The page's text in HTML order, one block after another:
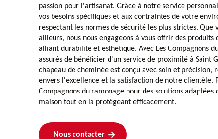
passion pour l'artisanat. Grâce à notre service
vos besoins spécifiques et aux contraintes de votre
respectant les normes de sécurité les plus strictes. Que
ailleurs, nous nous engageons à vous offrir des produits
alliant durabilité et esthétique. Avec Les Compagnons
assurés de bénéficier d'un service de proximité à Saint
chapeau de cheminée est conçu avec soin et précision,
envers l'excellence et la satisfaction de notre clientèle.
Compagnons du ramonage pour des solutions
maison tout en la protégeant efficacement.
Nous contacter